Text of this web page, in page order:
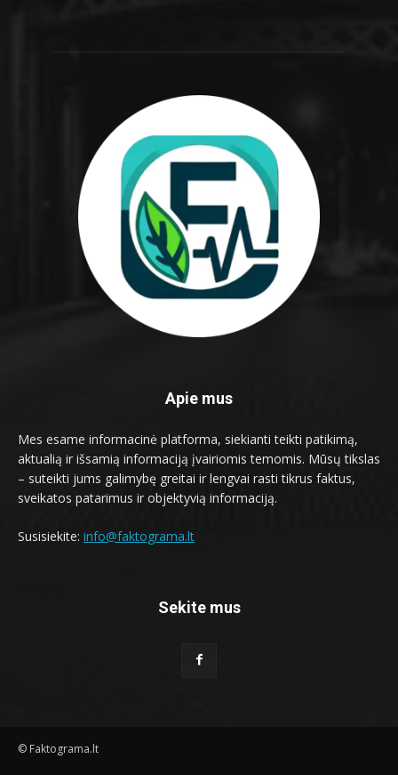
Apie mus
Mes esame informacinė platforma, siekianti teikti patikimą,
aktualią ir išsamią informaciją įvairiomis temomis. Mūsų tikslas
– suteikti jums galimybę greitai ir lengvai rasti tikrus faktus,
sveikatos patarimus ir objektyvią informaciją.
Susisiekite: info@faktograma.lt
Sekite mus
© Faktograma.lt